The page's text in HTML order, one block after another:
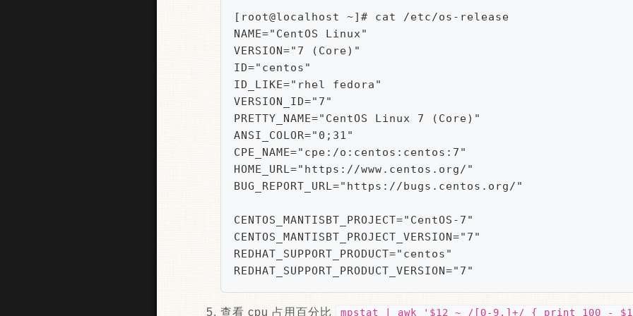
[root@localhost ~]# cat /etc/os-release
NAME="CentOS Linux"
VERSION="7 (Core)"
ID="centos"
ID_LIKE="rhel fedora"
VERSION_ID="7"
PRETTY_NAME="CentOS Linux 7 (Core)"
ANSI_COLOR="0;31"
CPE_NAME="cpe:/o:centos:centos:7"
HOME_URL="https://www.centos.org/"
BUG_REPORT_URL="https://bugs.centos.org/"
CENTOS_MANTISBT_PROJECT="CentOS-7"
CENTOS_MANTISBT_PROJECT_VERSION="7"
REDHAT_SUPPORT_PRODUCT="centos"
REDHAT_SUPPORT_PRODUCT_VERSION="7"
查看 cpu 占用百分比 mpstat | awk '$12 ~ /[0-9.]+/ { print 100 -